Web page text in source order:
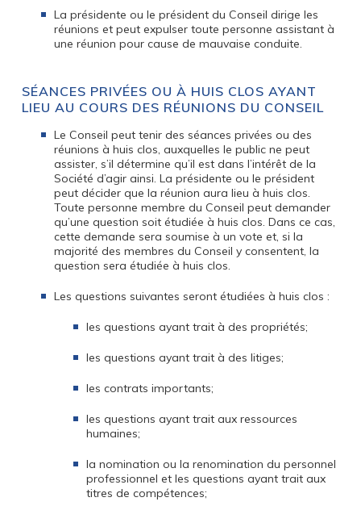
La présidente ou le président du Conseil dirige les
réunions et peut expulser toute personne assistant à
une réunion pour cause de mauvaise conduite.
SÉANCES PRIVÉES OU À HUIS CLOS AYANT
LIEU AU COURS DES RÉUNIONS DU CONSEIL
Le Conseil peut tenir des séances privées ou des
réunions à huis clos, auxquelles le public ne peut
assister, s’il détermine qu’il est dans l’intérêt de la
Société d’agir ainsi. La présidente ou le président
peut décider que la réunion aura lieu à huis clos.
Toute personne membre du Conseil peut demander
qu’une question soit étudiée à huis clos. Dans ce cas,
cette demande sera soumise à un vote et, si la
majorité des membres du Conseil y consentent, la
question sera étudiée à huis clos.
Les questions suivantes seront étudiées à huis clos :
les questions ayant trait à des propriétés;
les questions ayant trait à des litiges;
les contrats importants;
les questions ayant trait aux ressources
humaines;
la nomination ou la renomination du personnel
professionnel et les questions ayant trait aux
titres de compétences;